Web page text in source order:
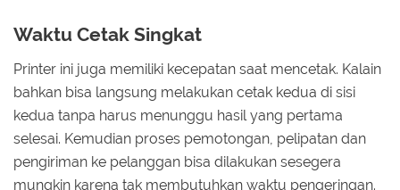
Waktu Cetak Singkat
Printer ini juga memiliki kecepatan saat mencetak. Kalain
bahkan bisa langsung melakukan cetak kedua di sisi
kedua tanpa harus menunggu hasil yang pertama
selesai. Kemudian proses pemotongan, pelipatan dan
pengiriman ke pelanggan bisa dilakukan sesegera
mungkin karena tak membutuhkan waktu pengeringan.